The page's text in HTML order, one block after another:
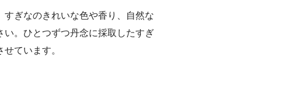
すぎなのきれいな色や香り、自然な
い。ひとつずつ丹念に採取したすぎ
ています。